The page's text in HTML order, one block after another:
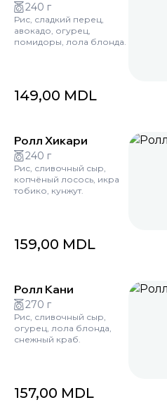
240 г
Рис, сладкий перец,
авокадо, огурец,
помидоры, лола блонда.
149,00 MDL
Ролл Хикари
240 г
Рис, сливочный сыр,
копчёный лосось, икра
тобико, кунжут.
159,00 MDL
Ролл Кани
270 г
Рис, сливочный сыр,
огурец, лола блонда,
снежный краб.
157,00 MDL